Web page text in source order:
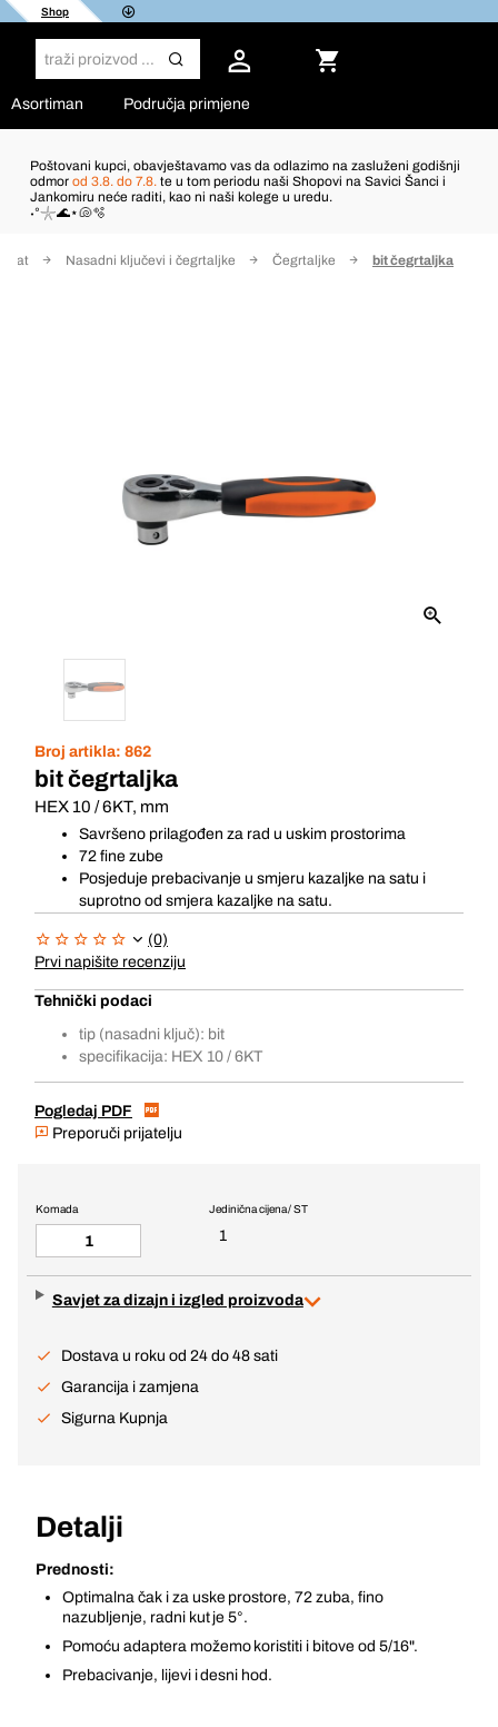
Shop
Asortiman Područja primjene
Poštovani kupci, obavještavamo vas da odlazimo na zasluženi godišnji
odmor od 3.8. do 7.8. te u tom periodu naši Shopovi na Savici Šanci i
Jankomiru neće raditi, kao ni naši kolege u uredu.
˖°𓇼🌊⋆🐚🫧
alat Nasadni ključevi i čegrtaljke Čegrtaljke bit čegrtaljka
Broj artikla: 862
bit čegrtaljka
HEX 10 / 6KT, mm
Savršeno prilagođen za rad u uskim prostorima
72 fine zube
Posjeduje prebacivanje u smjeru kazaljke na satu i
suprotno od smjera kazaljke na satu.
(0)
Prvi napišite recenziju
Tehnički podaci
tip (nasadni ključ): bit
specifikacija: HEX 10 / 6KT
Pogledaj PDF
Preporuči prijatelju
Jedinična cijena / ST
1
Komada
Savjet za dizajn i izgled proizvoda
Dostava u roku od 24 do 48 sati
Garancija i zamjena
Sigurna Kupnja
Detalji
Prednosti:
Optimalna čak i za uske prostore, 72 zuba, fino
nazubljenje, radni kut je 5°.
Pomoću adaptera možemo koristiti i bitove od 5/16".
Prebacivanje, lijevi i desni hod.